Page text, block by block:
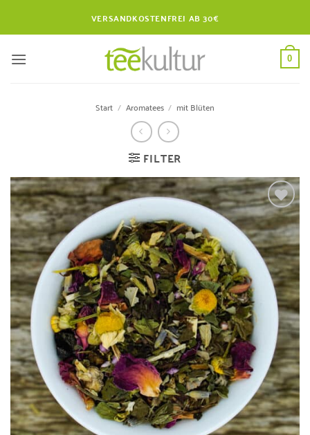
VERSANDKOSTENFREI AB 30€
0
Start / Aromatees / mit Blüten
FILTER
Zur
Wunschliste
hinzufügen